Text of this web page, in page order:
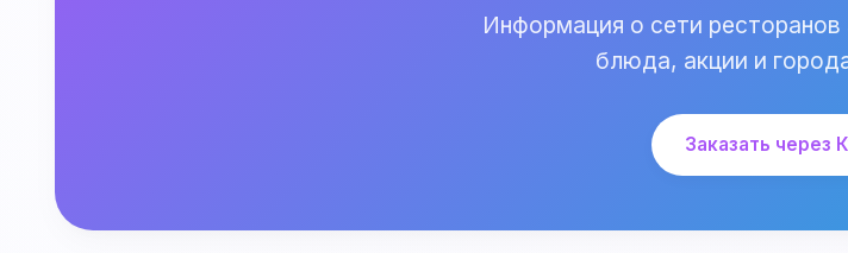
Информация о сети
блюда, акции и
Заказать через